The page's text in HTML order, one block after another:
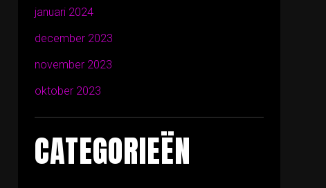
januari 2024
december 2023
november 2023
oktober 2023
CATEGORIEËN